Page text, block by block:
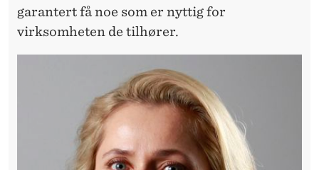
garantert få noe som er nyttig for
virksomheten de tilhører.